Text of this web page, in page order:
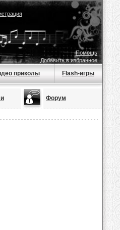
Помощь
Добавить в избранное
приколы Flash-игры
Форум